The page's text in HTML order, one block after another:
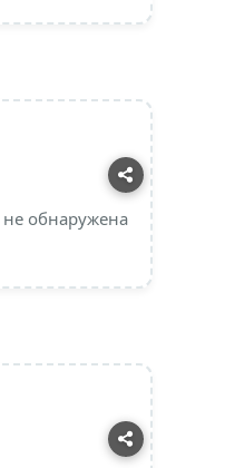
обнаружена